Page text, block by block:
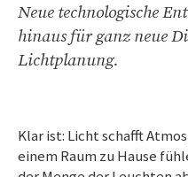
Neue technologische
hinaus für ganz neue
Lichtplanung.
Klar ist: Licht schafft
einem Raum zu Hause